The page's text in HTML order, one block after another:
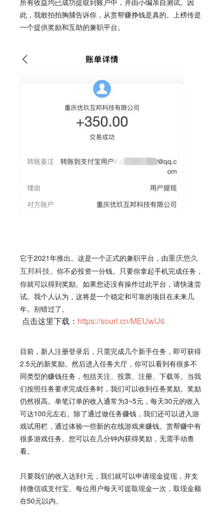
所有收益均已成功提取到账户中，并由小编亲自测试。因
此，我敢拍拍胸脯告诉你，从赏帮赚挣钱是真的。上榜传是
一个提供奖励和互助的兼职平台。
它于2021年推出。这是一个正式的兼职平台，由重庆悠久
互邦科技。你不必投资一分钱。只要你拿起手机完成任务，
你就可以得到奖励。如果您还没有操作过此平台，请快速尝
试。我个人认为，这将是一个稳定和可靠的项目在未来几
年。别错过了。
点击这里下载： https://sourl.cn/MEUwU6
目前，新人注册登录后，只需完成几个新手任务，即可获得
2.5元的新奖励。然后进入任务大厅，你可以看到有很多不
同类型的赚钱任务，包括关注、投票、注册、下载等。当我
们按照任务要求完成任务时，我们可以收到任务奖励。奖励
仍然很高。单笔订单的收入通常为3~5元，每天30元的收入
可达100元左右。除了通过做任务赚钱，我们还可以进入游
戏试用栏，通过体验一些新的在线游戏来赚钱。赏帮赚中有
很多游戏任务。您可以在几分钟内获得奖励，无需手动查
看。
只要我们的收入达到1元，我们就可以申请现金提现，并支
持微信或支付宝。每位用户每天可提取现金一次，取现金额
在50元以内。